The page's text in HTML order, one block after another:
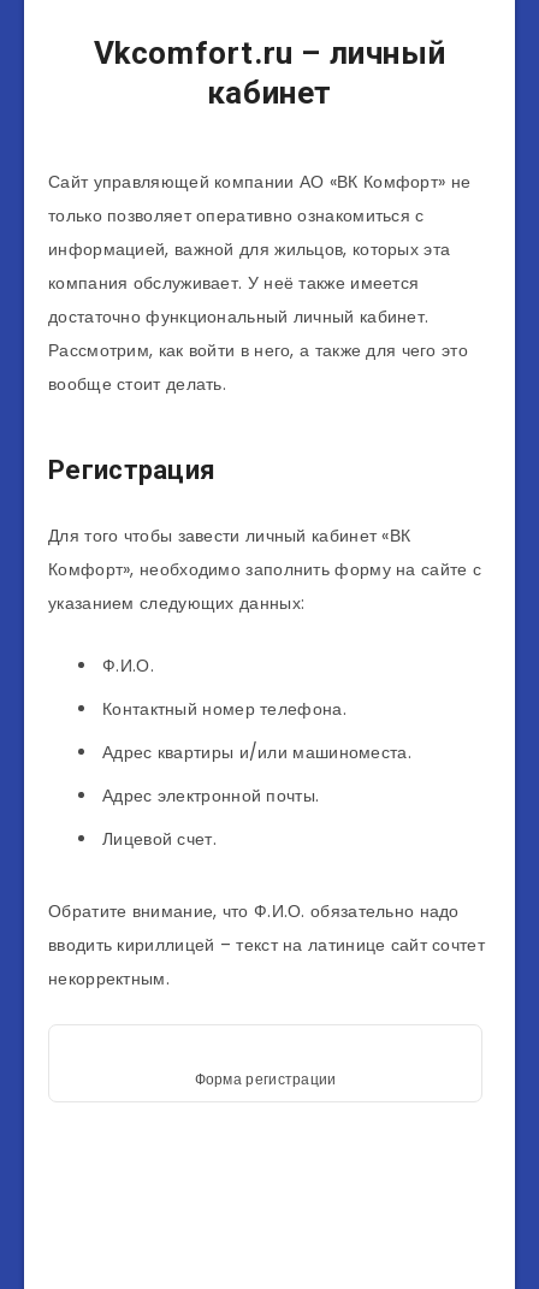
Vkcomfort.ru – личный
кабинет
Сайт управляющей компании АО «ВК Комфорт» не
только позволяет оперативно ознакомиться с
информацией, важной для жильцов, которых эта
компания обслуживает. У неё также имеется
достаточно функциональный личный кабинет.
Рассмотрим, как войти в него, а также для чего это
вообще стоит делать.
Регистрация
Для того чтобы завести личный кабинет «ВК
Комфорт», необходимо заполнить форму на сайте с
указанием следующих данных:
Ф.И.О.
Контактный номер телефона.
Адрес квартиры и/или машиноместа.
Адрес электронной почты.
Лицевой счет.
Обратите внимание, что Ф.И.О. обязательно надо
вводить кириллицей – текст на латинице сайт сочтет
некорректным.
Форма регистрации